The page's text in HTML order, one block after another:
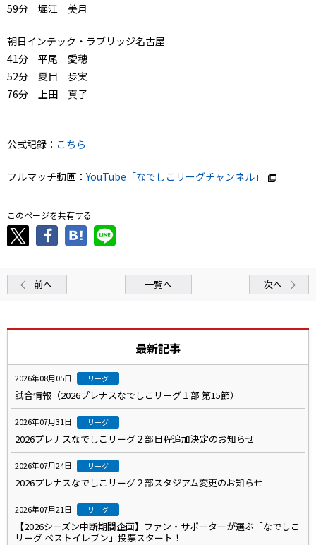
59分 堀江 美月
朝日インテック・ラブリッジ名古屋
41分 平尾 愛穂
52分 夏目 歩実
76分 上田 真子
公式記録： こちら
フルマッチ動画：YouTube「なでしこリーグチャンネル」
このページを共有する
前へ 一覧へ 次へ
最新記事
2026年08月05日 リーグ
試合情報（2026プレナスなでしこリーグ１部 第15節）
2026年07月31日 リーグ
2026プレナスなでしこリーグ２部日程追加決定のお知らせ
2026年07月24日 リーグ
2026プレナスなでしこリーグ２部スタジアム変更のお知らせ
2026年07月21日 リーグ
【2026シーズン中断期間企画】ファン・サポーターが選ぶ「なでしこ
リーグ ベストイレブン」投票スタート！